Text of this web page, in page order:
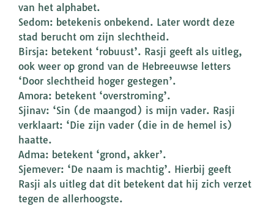
van het alphabet.
Sedom: betekenis onbekend. Later wordt deze
stad berucht om zijn slechtheid.
Birsja: betekent ‘robuust’. Rasji geeft als uitleg,
ook weer op grond van de Hebreeuwse letters
‘Door slechtheid hoger gestegen’.
Amora: betekent ‘overstroming’.
Sjinav: ‘Sin (de maangod) is mijn vader. Rasji
verklaart: ‘Die zijn vader (die in de hemel is)
haatte.
Adma: betekent ‘grond, akker’.
Sjemever: ‘De naam is machtig’. Hierbij geeft
Rasji als uitleg dat dit betekent dat hij zich verzet
tegen de allerhoogste.